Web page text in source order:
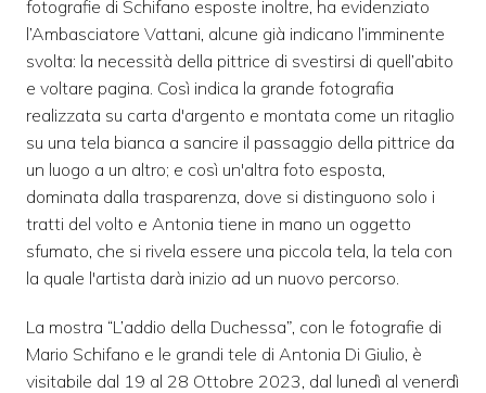
fotografie di Schifano esposte inoltre, ha evidenziato
l’Ambasciatore Vattani, alcune già indicano l’imminente
svolta: la necessità della pittrice di svestirsi di quell’abito
e voltare pagina. Così indica la grande fotografia
realizzata su carta d'argento e montata come un ritaglio
su una tela bianca a sancire il passaggio della pittrice da
un luogo a un altro; e così un'altra foto esposta,
dominata dalla trasparenza, dove si distinguono solo i
tratti del volto e Antonia tiene in mano un oggetto
sfumato, che si rivela essere una piccola tela, la tela con
la quale l'artista darà inizio ad un nuovo percorso.
La mostra “L’addio della Duchessa”, con le fotografie di
Mario Schifano e le grandi tele di Antonia Di Giulio, è
visitabile dal 19 al 28 Ottobre 2023, dal lunedì al venerdì